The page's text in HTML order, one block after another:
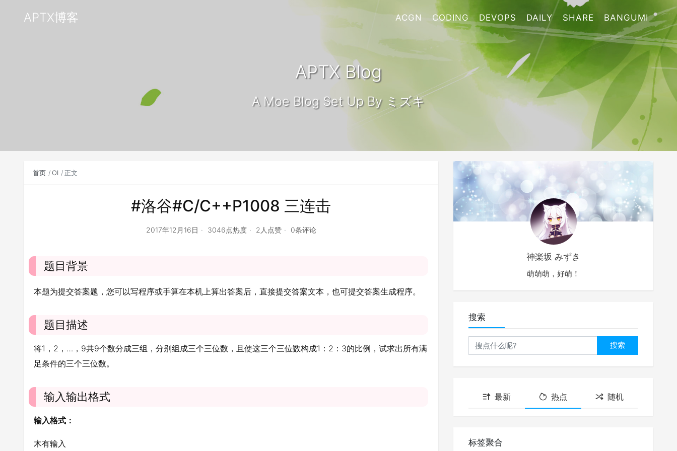
APTX博客 ACGN CODING DEVOPS DAILY SHARE BANGUMI
APTX Blog
A Moe Blog Set Up By ミズキ
首页 OI 正文
#洛谷#C/C++P1008 三连击
2017年12月16日 3046点热度 2人点赞 0条评论
题目背景
本题为提交答案题，您可以写程序或手算在本机上算出答案后，直接提交答案文本，也可提交答案生成程序。
题目描述
将1，2，…，9共9个数分成三组，分别组成三个三位数，且使这三个三位数构成1：2：3的比例，试求出所有满
足条件的三个三位数。
输入输出格式
输入格式：
木有输入
神楽坂 みずき
萌萌萌，好萌！
搜索
搜索
最新 热点 随机
标签聚合